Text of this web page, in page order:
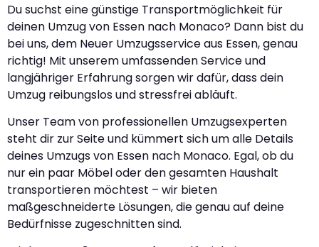
Du suchst eine günstige Transportmöglichkeit für
deinen Umzug von Essen nach Monaco? Dann bist du
bei uns, dem Neuer Umzugsservice aus Essen, genau
richtig! Mit unserem umfassenden Service und
langjähriger Erfahrung sorgen wir dafür, dass dein
Umzug reibungslos und stressfrei abläuft.
Unser Team von professionellen Umzugsexperten
steht dir zur Seite und kümmert sich um alle Details
deines Umzugs von Essen nach Monaco. Egal, ob du
nur ein paar Möbel oder den gesamten Haushalt
transportieren möchtest – wir bieten
maßgeschneiderte Lösungen, die genau auf deine
Bedürfnisse zugeschnitten sind.